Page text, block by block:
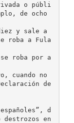
o públi
de ocho
y sale a
roba a Fula
roba por a
cuando no
de
d
en